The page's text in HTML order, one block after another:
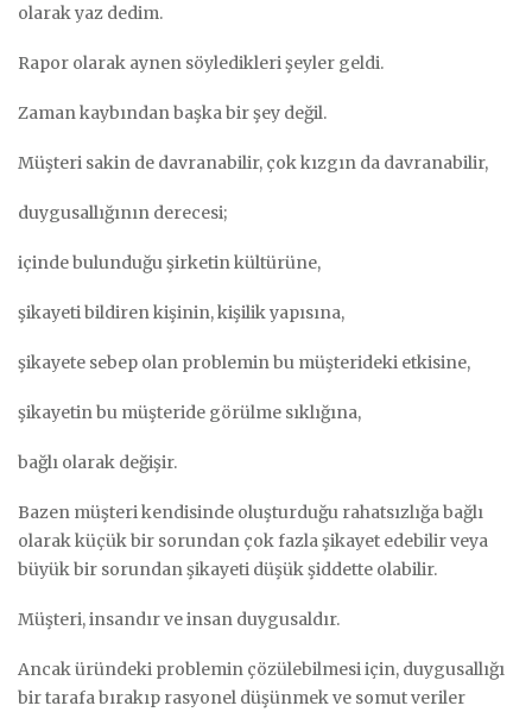
olarak yaz dedim.
Rapor olarak aynen söyledikleri şeyler geldi.
Zaman kaybından başka bir şey değil.
Müşteri sakin de davranabilir, çok kızgın da davranabilir,
duygusallığının derecesi;
içinde bulunduğu şirketin kültürüne,
şikayeti bildiren kişinin, kişilik yapısına,
şikayete sebep olan problemin bu müşterideki etkisine,
şikayetin bu müşteride görülme sıklığına,
bağlı olarak değişir.
Bazen müşteri kendisinde oluşturduğu rahatsızlığa bağlı
olarak küçük bir sorundan çok fazla şikayet edebilir veya
büyük bir sorundan şikayeti düşük şiddette olabilir.
Müşteri, insandır ve insan duygusaldır.
Ancak üründeki problemin çözülebilmesi için, duygusallığı
bir tarafa bırakıp rasyonel düşünmek ve somut veriler